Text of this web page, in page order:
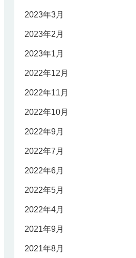
2023年3月
2023年2月
2023年1月
2022年12月
2022年11月
2022年10月
2022年9月
2022年7月
2022年6月
2022年5月
2022年4月
2021年9月
2021年8月